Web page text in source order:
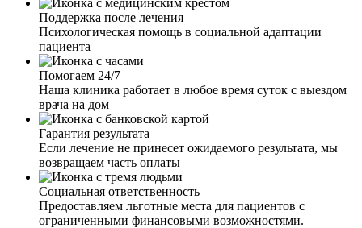
Поддержка после лечения
Психологическая помощь в социальной адаптации
пациента
Помогаем 24/7
Наша клиника работает в любое время суток с выездом
врача на дом
Гарантия результата
Если лечение не принесет ожидаемого результата, мы
возвращаем часть оплаты
Социальная ответственность
Предоставляем льготные места для пациентов с
ограниченными финансовыми возможностями.